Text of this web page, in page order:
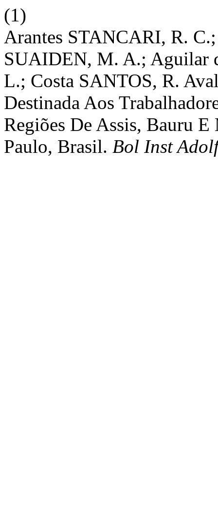
(1)
Arantes STANCARI, R.
SUAIDEN, M. A.; Aguilar
L.; Costa SANTOS, R.
Destinada Aos
Regiões De Assis, Bauru
Paulo, Brasil. Bol Inst